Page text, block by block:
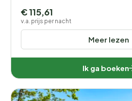
Meer lezen
€ 115,61
v.a. prijs per nacht
Ik ga boeken